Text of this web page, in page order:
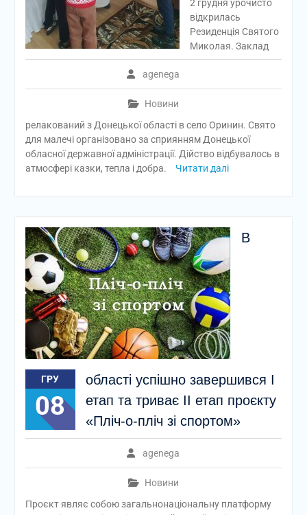
agenega
Новини
2 грудня урочисто
відкрилась
Резиденція Святого
Миколая. Заклад
релакований з Донецької області в село Оринин. Свято
для малечі організовано за сприянням Донецької
обласної державної адміністрації. Дійство відбувалось в
атмосфері казки, тепла і добра.
Читати далі
ГРУ
08
В
області успішно завершився І
етап та триває ІІ етап проєкту
«Пліч-о-пліч зі спортом»
agenega
Новини
Проєкт являє собою загальнонаціональну платформу